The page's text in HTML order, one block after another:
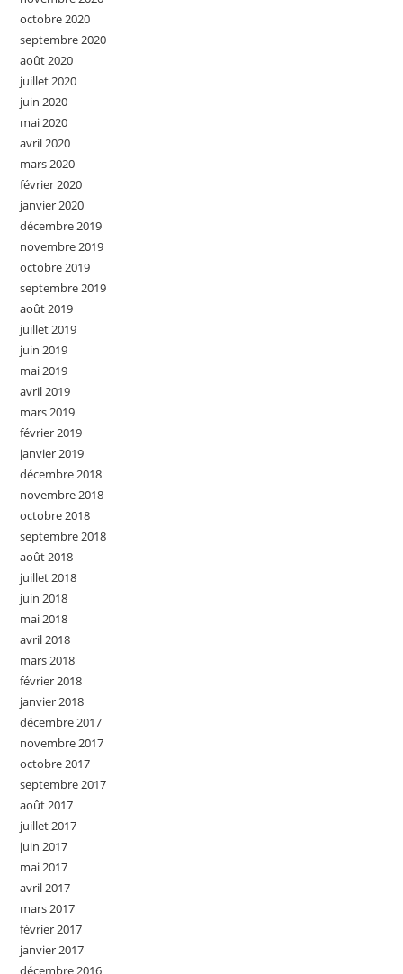
octobre 2020
septembre 2020
août 2020
juillet 2020
juin 2020
mai 2020
avril 2020
mars 2020
février 2020
janvier 2020
décembre 2019
novembre 2019
octobre 2019
septembre 2019
août 2019
juillet 2019
juin 2019
mai 2019
avril 2019
mars 2019
février 2019
janvier 2019
décembre 2018
novembre 2018
octobre 2018
septembre 2018
août 2018
juillet 2018
juin 2018
mai 2018
avril 2018
mars 2018
février 2018
janvier 2018
décembre 2017
novembre 2017
octobre 2017
septembre 2017
août 2017
juillet 2017
juin 2017
mai 2017
avril 2017
mars 2017
février 2017
janvier 2017
décembre 2016